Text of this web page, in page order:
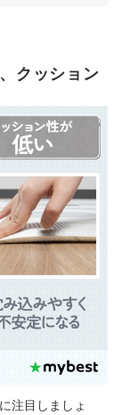
クッション
注目しましょ